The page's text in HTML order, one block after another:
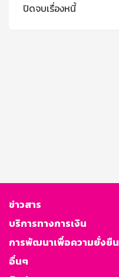
ปิดจบเรื่องหนี้
ข่าวสาร
บริการทางการเงิน
การพัฒนาเพื่อความยั่งยืน
อื่นๆ